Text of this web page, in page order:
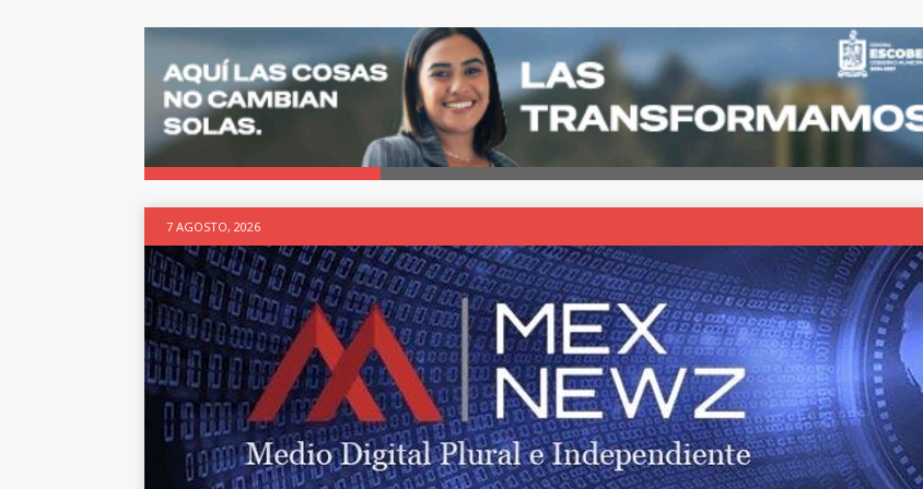
7 AGOSTO, 2026